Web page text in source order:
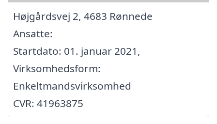
Højgårdsvej 2, 4683 Rønnede
Ansatte:
Startdato: 01. januar 2021,
Virksomhedsform:
Enkeltmandsvirksomhed
CVR: 41963875